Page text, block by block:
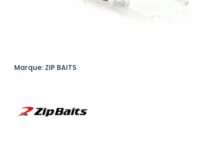
Marque: ZIP BAITS